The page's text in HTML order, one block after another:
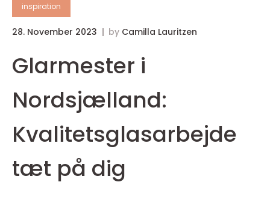
inspiration
28. November 2023 by Camilla Lauritzen
Glarmester i
Nordsjælland:
Kvalitetsglasarbejde
tæt på dig